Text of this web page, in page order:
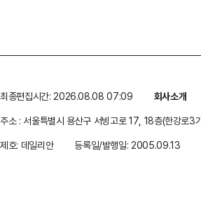
최종편집시간: 2026.08.08 07:09 회사소개
주소 : 서울특별시 용산구 서빙고로 17, 18층(한강로3
제호: 데일리안
등록일/발행일: 2005.09.13